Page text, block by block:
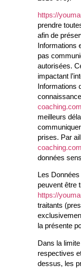
https://
prendre
afin de
Informations
pas
autorisées.
impactant
Informations
meilleurs
prises. Par
données
Les Données
peuvent être
https://
traitants
la présente
Dans la
respectives
dessus, les